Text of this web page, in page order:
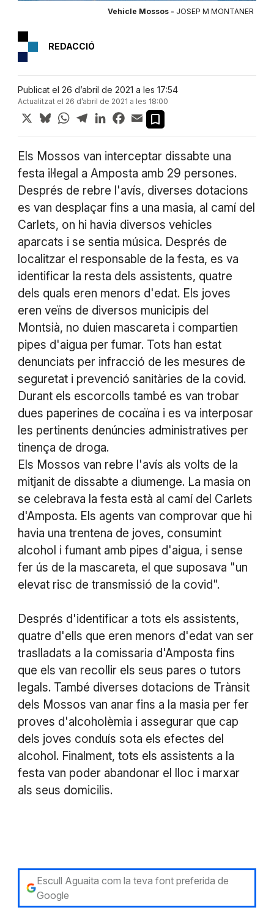
Vehicle Mossos - JOSEP M MONTANER
REDACCIÓ
Publicat el 26 d’abril de 2021 a les 17:54
Actualitzat el 26 d’abril de 2021 a les 18:00
X BlueskyWhatsApp
TelegramLinkedInFacebook
Email
Els Mossos van interceptar dissabte una
festa il·legal a Amposta amb 29 persones.
Després de rebre l'avís, diverses dotacions
es van desplaçar fins a una masia, al camí del
Carlets, on hi havia diversos vehicles
aparcats i se sentia música. Després de
localitzar el responsable de la festa, es va
identificar la resta dels assistents, quatre
dels quals eren menors d'edat. Els joves
eren veïns de diversos municipis del
Montsià, no duien mascareta i compartien
pipes d'aigua per fumar. Tots han estat
denunciats per infracció de les mesures de
seguretat i prevenció sanitàries de la covid.
Durant els escorcolls també es van trobar
dues paperines de cocaïna i es va interposar
les pertinents denúncies administratives per
tinença de droga.
Els Mossos van rebre l'avís als volts de la
mitjanit de dissabte a diumenge. La masia on
se celebrava la festa està al camí del Carlets
d'Amposta. Els agents van comprovar que hi
havia una trentena de joves, consumint
alcohol i fumant amb pipes d'aigua, i sense
fer ús de la mascareta, el que suposava "un
elevat risc de transmissió de la covid".
Després d'identificar a tots els assistents,
quatre d'ells que eren menors d'edat van ser
traslladats a la comissaria d'Amposta fins
que els van recollir els seus pares o tutors
legals. També diverses dotacions de Trànsit
dels Mossos van anar fins a la masia per fer
proves d'alcoholèmia i assegurar que cap
dels joves conduís sota els efectes del
alcohol. Finalment, tots els assistents a la
festa van poder abandonar el lloc i marxar
als seus domicilis.
Escull Aguaita com la teva font preferida de
Google